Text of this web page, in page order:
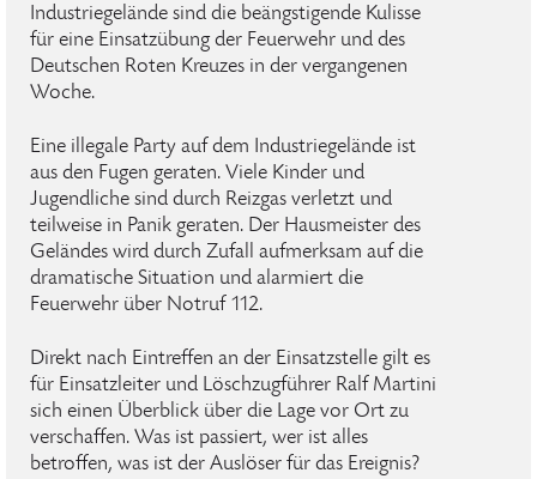
Industriegelände sind die beängstigende Kulisse
für eine Einsatzübung der Feuerwehr und des
Deutschen Roten Kreuzes in der vergangenen
Woche.
Eine illegale Party auf dem Industriegelände ist
aus den Fugen geraten. Viele Kinder und
Jugendliche sind durch Reizgas verletzt und
teilweise in Panik geraten. Der Hausmeister des
Geländes wird durch Zufall aufmerksam auf die
dramatische Situation und alarmiert die
Feuerwehr über Notruf 112.
Direkt nach Eintreffen an der Einsatzstelle gilt es
für Einsatzleiter und Löschzugführer Ralf Martini
sich einen Überblick über die Lage vor Ort zu
verschaffen. Was ist passiert, wer ist alles
betroffen, was ist der Auslöser für das Ereignis?